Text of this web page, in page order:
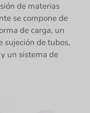
de materias
se compone de
de carga, un
sujeción de tubos,
un sistema de